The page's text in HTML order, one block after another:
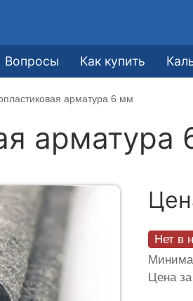
Вопросы Как купить
арматура 6 мм
арматура
Нет в
Цена